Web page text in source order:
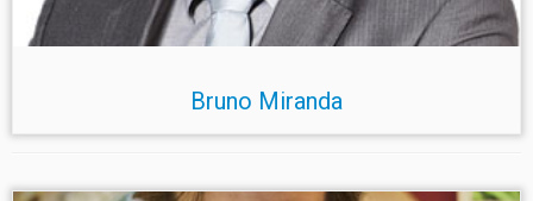
Bruno Miranda